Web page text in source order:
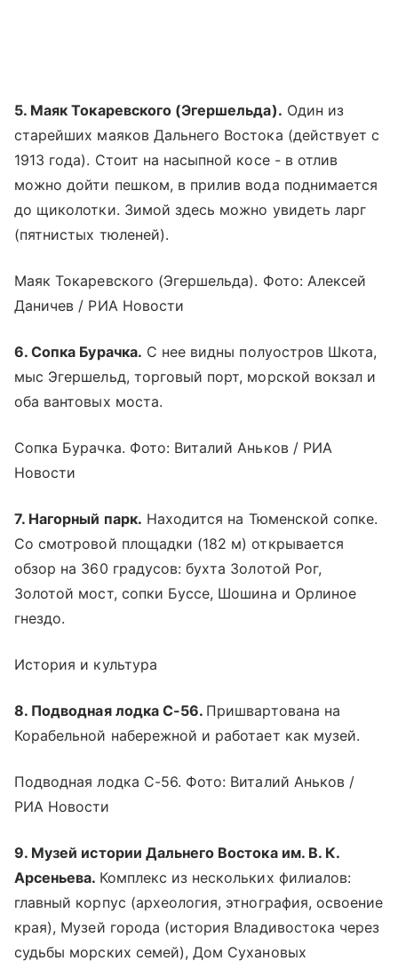
5. Маяк Токаревского (Эгершельда). Один из
старейших маяков Дальнего Востока (действует с
1913 года). Стоит на насыпной косе - в отлив
можно дойти пешком, в прилив вода поднимается
до щиколотки. Зимой здесь можно увидеть ларг
(пятнистых тюленей).
Маяк Токаревского (Эгершельда). Фото: Алексей
Даничев / РИА Новости
6. Сопка Бурачка. С нее видны полуостров Шкота,
мыс Эгершельд, торговый порт, морской вокзал и
оба вантовых моста.
Сопка Бурачка. Фото: Виталий Аньков / РИА
Новости
7. Нагорный парк. Находится на Тюменской сопке.
Со смотровой площадки (182 м) открывается
обзор на 360 градусов: бухта Золотой Рог,
Золотой мост, сопки Буссе, Шошина и Орлиное
гнездо.
История и культура
8. Подводная лодка С-56. Пришвартована на
Корабельной набережной и работает как музей.
Подводная лодка С-56. Фото: Виталий Аньков /
РИА Новости
9. Музей истории Дальнего Востока им. В. К.
Арсеньева. Комплекс из нескольких филиалов:
главный корпус (археология, этнография, освоение
края), Музей города (история Владивостока через
судьбы морских семей), Дом Сухановых